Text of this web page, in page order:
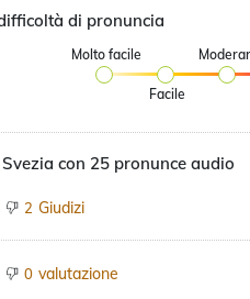
di pronuncia
Molto facile
Facile
con 25 pronunce audio
2 Giudizi
0 valutazione